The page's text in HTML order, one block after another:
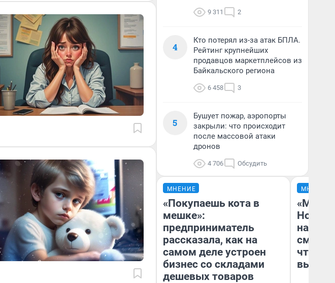
9 311 2
4
Кто потерял из-за атак БПЛА.
Рейтинг крупнейших
продавцов маркетплейсов из
Байкальского региона
6 458 3
5
Бушует пожар, аэропорты
закрыли: что происходит
после массовой атаки
дронов
4 706 Обсудить
МНЕНИЕ
«Покупаешь кота в
мешке»:
предприниматель
рассказала, как на
самом деле устроен
бизнес со складами
дешевых товаров
МНЕНИЕ
«Мы
чтобы